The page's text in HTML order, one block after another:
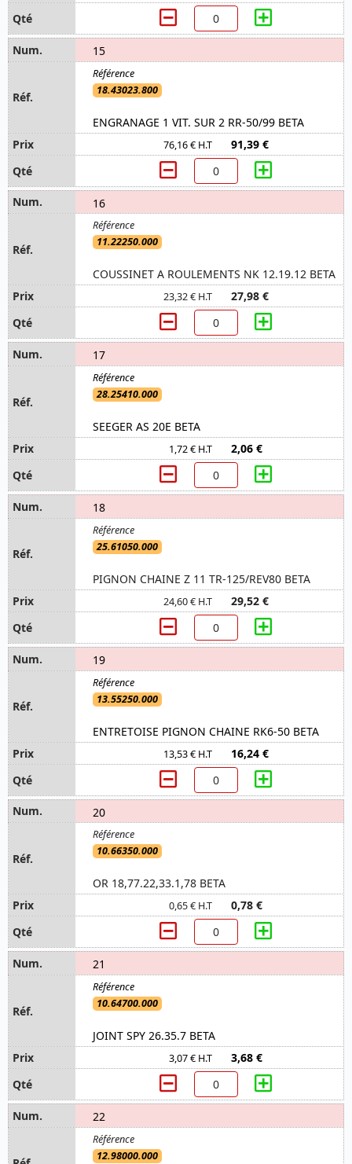
15
18.43023.800
ENGRANAGE 1 VIT. SUR 2 RR-50/99 BETA
76,16 € H.T 91,39 €
16
11.22250.000
COUSSINET A ROULEMENTS NK 12.19.12 BETA
23,32 € H.T 27,98 €
17
28.25410.000
SEEGER AS 20E BETA
1,72 € H.T 2,06 €
18
25.61050.000
PIGNON CHAINE Z 11 TR-125/REV80 BETA
24,60 € H.T 29,52 €
19
13.55250.000
ENTRETOISE PIGNON CHAINE RK6-50 BETA
13,53 € H.T 16,24 €
20
10.66350.000
OR 18,77.22,33.1,78 BETA
0,65 € H.T 0,78 €
21
10.64700.000
JOINT SPY 26.35.7 BETA
3,07 € H.T 3,68 €
22
12.98000.000